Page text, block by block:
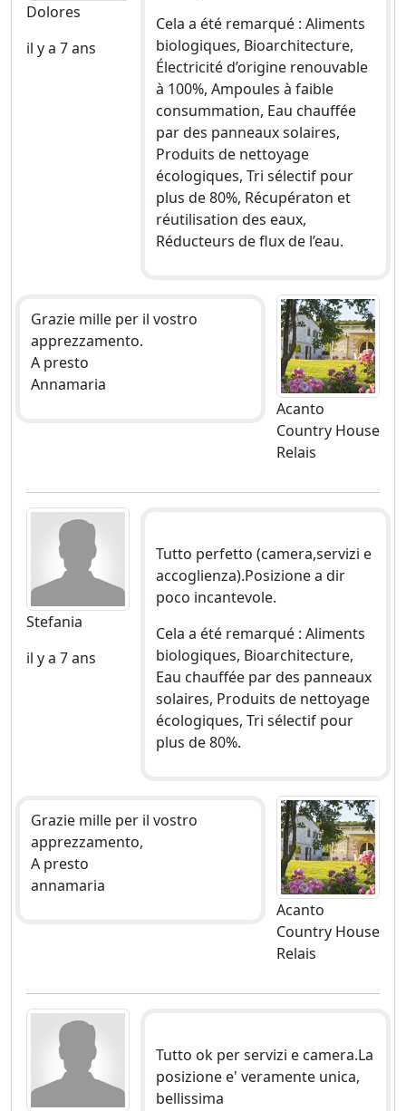
Dolores
il y a 7 ans
Cela a été remarqué : Aliments
biologiques, Bioarchitecture,
Électricité d’origine renouvable
à 100%, Ampoules à faible
consummation, Eau chauffée
par des panneaux solaires,
Produits de nettoyage
écologiques, Tri sélectif pour
plus de 80%, Récupératon et
réutilisation des eaux,
Réducteurs de flux de l’eau.
Grazie mille per il vostro
apprezzamento.
A presto
Annamaria
Acanto
Country House
Relais
Stefania
il y a 7 ans
Tutto perfetto (camera,servizi e
accoglienza).Posizione a dir
poco incantevole.
Cela a été remarqué : Aliments
biologiques, Bioarchitecture,
Eau chauffée par des panneaux
solaires, Produits de nettoyage
écologiques, Tri sélectif pour
plus de 80%.
Grazie mille per il vostro
apprezzamento,
A presto
annamaria
Acanto
Country House
Relais
Tutto ok per servizi e camera.La
posizione e' veramente unica,
bellissima